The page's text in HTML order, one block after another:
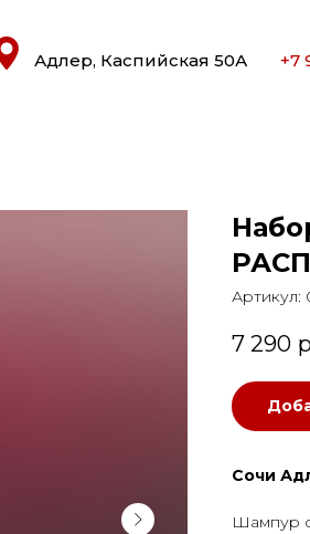
Адлер, Каспийская 50А +7
Артикул:
7 290
Сочи
Шампур